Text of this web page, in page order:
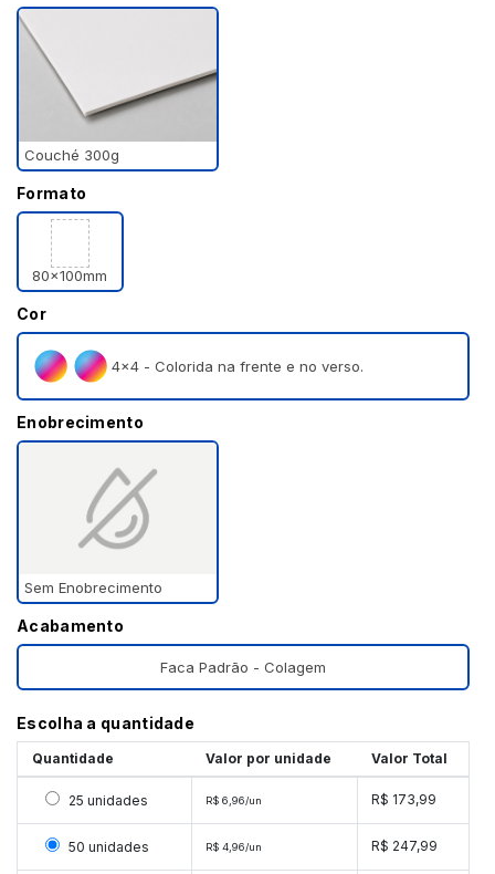
Couché 300g
Formato
80x100mm
Cor
4×4 - Colorida na frente e no verso.
Enobrecimento
Sem Enobrecimento
Acabamento
Faca Padrão - Colagem
Escolha a quantidade
Quantidade Valor por unidade Valor Total
Selecionar 25 unidades
25 unidades R$ 6,96/un R$ 173,99
Selecionar 50 unidades
50 unidades R$ 4,96/un R$ 247,99